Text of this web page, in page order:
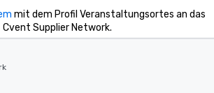
mit dem Profil Veranstaltungsortes an das
Cvent Supplier Network.